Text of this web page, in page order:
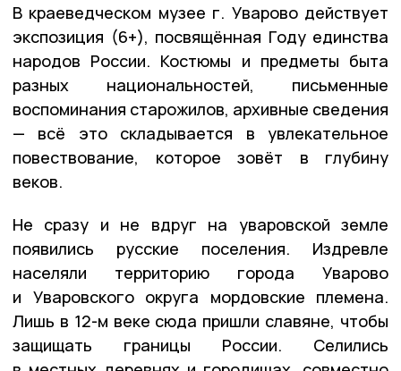
В краеведческом музее г. Уварово действует
экспозиция (6+), посвящённая Году единства
народов России. Костюмы и предметы быта
разных национальностей, письменные
воспоминания старожилов, архивные сведения
— всё это складывается в увлекательное
повествование, которое зовёт в глубину
веков.
Не сразу и не вдруг на уваровской земле
появились русские поселения. Издревле
населяли территорию города Уварово
и Уваровского округа мордовские племена.
Лишь в 12-м веке сюда пришли славяне, чтобы
защищать границы России. Селились